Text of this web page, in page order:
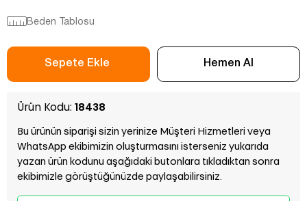
Beden Tablosu
Ürün Kodu: 18438
Bu ürünün siparişi sizin yerinize Müşteri Hizmetleri veya
WhatsApp ekibimizin oluşturmasını isterseniz yukarıda
yazan ürün kodunu aşağıdaki butonlara tıkladıktan sonra
ekibimizle görüştüğünüzde paylaşabilirsiniz.